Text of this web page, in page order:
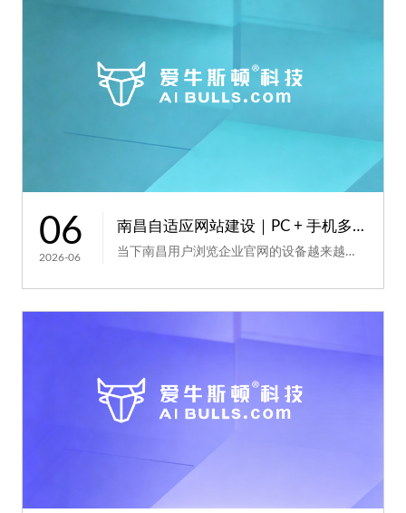
06
2026-06
南昌自适应网站建设｜PC + 手机多端适配浏览
当下南昌用户浏览企业官网的设备越来越多元化，PC 电脑、智能手机、平板、折叠屏设备并存，很多老...